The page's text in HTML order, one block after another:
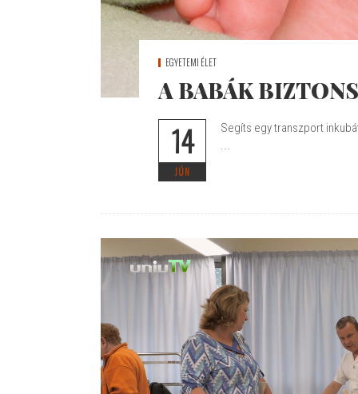
EGYETEMI ÉLET
A BABÁK
14
JÚN
Segíts egy transzport
...